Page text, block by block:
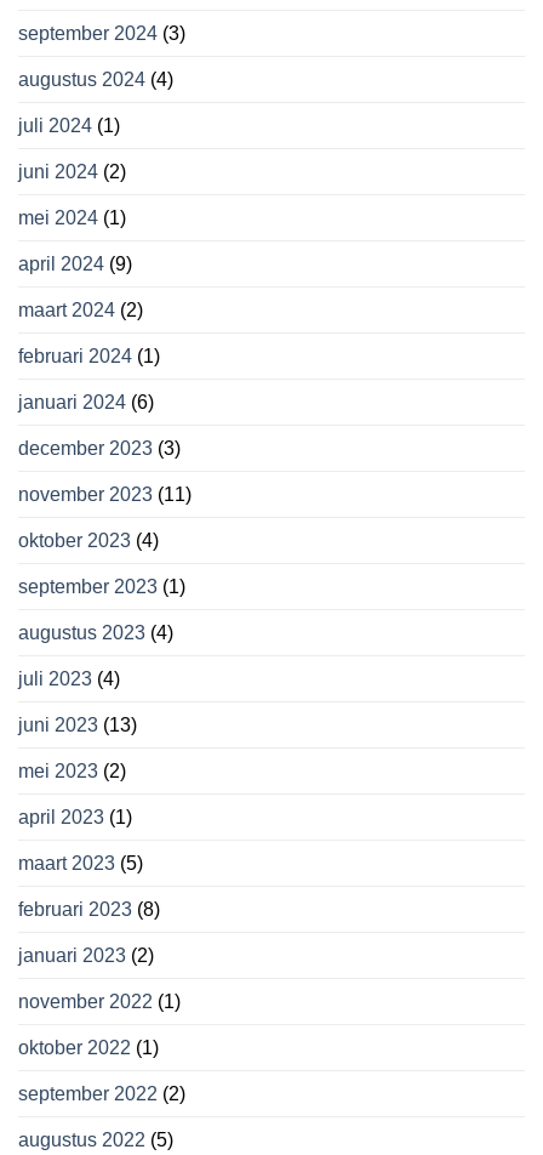
september 2024 (3)
augustus 2024 (4)
juli 2024 (1)
juni 2024 (2)
mei 2024 (1)
april 2024 (9)
maart 2024 (2)
februari 2024 (1)
januari 2024 (6)
december 2023 (3)
november 2023 (11)
oktober 2023 (4)
september 2023 (1)
augustus 2023 (4)
juli 2023 (4)
juni 2023 (13)
mei 2023 (2)
april 2023 (1)
maart 2023 (5)
februari 2023 (8)
januari 2023 (2)
november 2022 (1)
oktober 2022 (1)
september 2022 (2)
augustus 2022 (5)